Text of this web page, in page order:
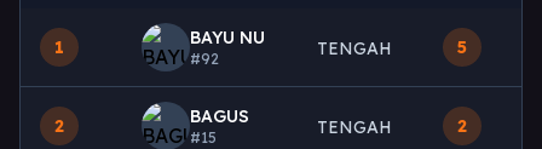
1 BAYU NU
#92 TENGAH 5
2 BAGUS
#15 TENGAH 2